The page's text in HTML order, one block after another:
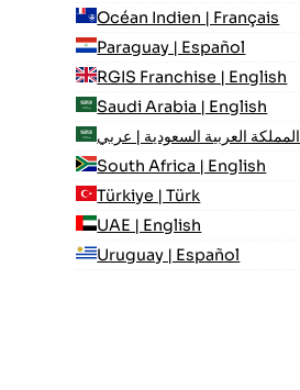
Océan Indien | Français
Paraguay | Español
RGIS Franchise | English
Saudi Arabia | English
المملكة العربية السعودية | عربي
South Africa | English
Türkiye | Türk
UAE | English
Uruguay | Español